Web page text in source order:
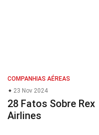
COMPANHIAS AÉREAS
23 Nov 2024
28 Fatos Sobre Rex
Airlines